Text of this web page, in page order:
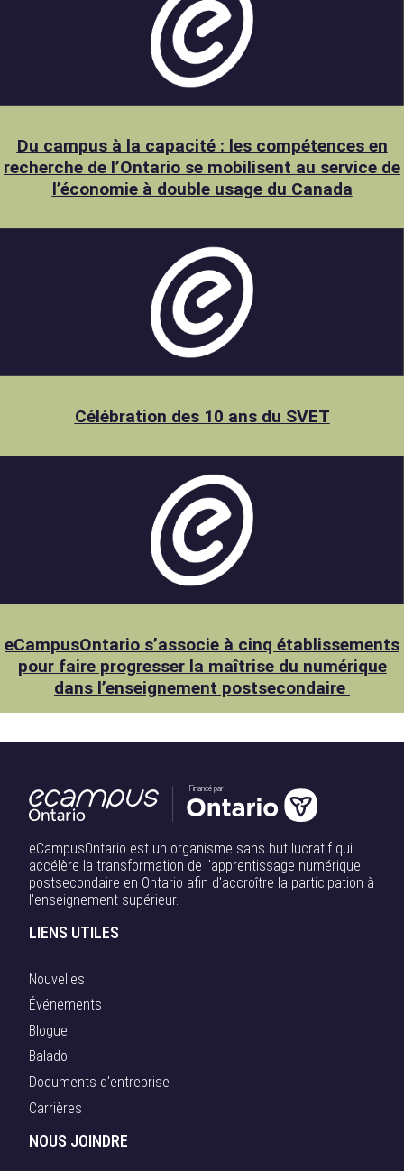
Du campus à la capacité : les compétences en
recherche de l’Ontario se mobilisent au service de
l’économie à double usage du Canada
Célébration des 10 ans du SVET
eCampusOntario s’associe à cinq établissements
pour faire progresser la maîtrise du numérique
dans l’enseignement postsecondaire
Financé par
eCampusOntario est un organisme sans but lucratif qui
accélère la transformation de l'apprentissage numérique
postsecondaire en Ontario afin d'accroître la participation à
l'enseignement supérieur.
LIENS UTILES
Nouvelles
Événements
Blogue
Balado
Documents d'entreprise
Carrières
NOUS JOINDRE